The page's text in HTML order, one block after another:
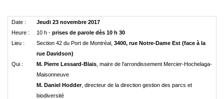
Date :
Jeudi 23 novembre 2017
Heure :
10 h - prises de parole dès 10 h 30
Lieu :
Section 42 du Port de Montréal, 3400, rue Notre-Dame Est (face à la
rue Davidson)
Qui :
M. Pierre Lessard-Blais , maire de l'arrondissement Mercier-Hochelaga-
Maisonneuve
M. Daniel Hodder, directeur de la direction gestion des parcs et
biodiversité